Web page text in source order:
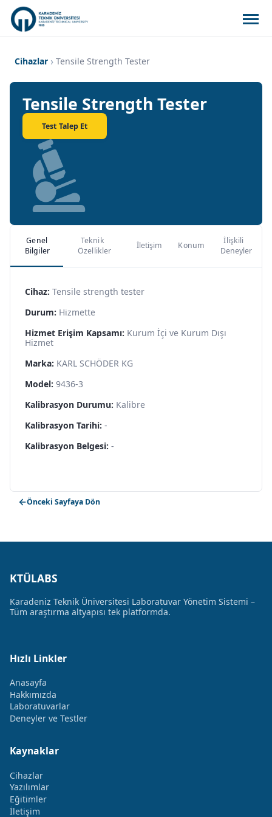
Cihazlar Tensile Strength Tester
Tensile Strength Tester
Test Talep Et
Genel
Bilgiler
Teknik
Özellikler
İletişim Konum
İlişkili
Deneyler
Cihaz: Tensile strength tester
Durum: Hizmette
Hizmet Erişim Kapsamı: Kurum İçi ve Kurum Dışı
Hizmet
Marka: KARL SCHÖDER KG
Model: 9436-3
Kalibrasyon Durumu: Kalibre
Kalibrasyon Tarihi: -
Kalibrasyon Belgesi: -
Önceki Sayfaya Dön
KTÜLABS
Karadeniz Teknik Üniversitesi Laboratuvar Yönetim Sistemi –
Tüm araştırma altyapısı tek platformda.
Hızlı Linkler
Anasayfa
Hakkımızda
Laboratuvarlar
Deneyler ve Testler
Kaynaklar
Cihazlar
Yazılımlar
Eğitimler
İletişim